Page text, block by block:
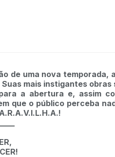
de uma nova
mais instigantes
a abertura e, assim
que o público perceba